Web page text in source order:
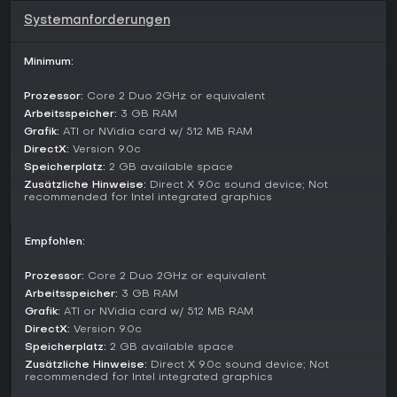
Der Fortschritt verläuft linear durch die Erzählung, ohne
andere Storypfade zu entdecken - alles im Rahmen der
Story and Characters
Basierend auf der Fables-Comicreihe versetzt das Spiel
Figuren wie Snow White und den Woodsman in eine
kriminelle, von Ungleichheit geprägte Großstadt. Bigby Wolf
ermittelt in einer Mordserie und deckt Korruption in der
Fabletown-Gesellschaft auf. Wichtige Fraktionen
Kommentare einfließen lässt.
Die Story thematisiert Erlösung und Moral, mit folkloristischen
Charakteren in nuancierten, erwachsener Rollen. Als Prequel
zu den Comics eignet es sich perfekt für Einsteiger und baut
Spannung durch persönliche Konflikte und moralische
Lohnt es sich?
Systemanforderungen
Minimum:
Prozessor: Core 2 Duo 2GHz or equivalent
Arbeitsspeicher: 3 GB RAM
Grafik: ATI or NVidia card w/ 512 MB RAM
DirectX: Version 9.0c
Speicherplatz: 2 GB available space
Zusätzliche Hinweise: Direct X 9.0c sound device; Not
recommended for Intel integrated graphics
Empfohlen:
Prozessor: Core 2 Duo 2GHz or equivalent
Arbeitsspeicher: 3 GB RAM
Grafik: ATI or NVidia card w/ 512 MB RAM
DirectX: Version 9.0c
Speicherplatz: 2 GB available space
Zusätzliche Hinweise: Direct X 9.0c sound device; Not
recommended for Intel integrated graphics